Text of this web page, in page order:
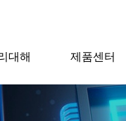
대해 제품센터